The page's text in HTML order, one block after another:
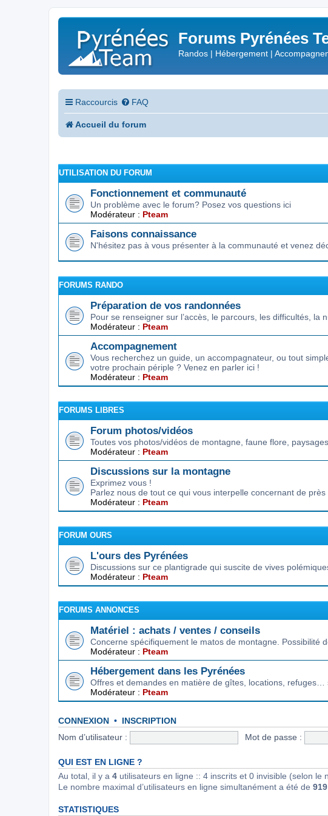
Forums Pyrénées
Randos | Hébergement |
Raccourcis FAQ
Accueil du forum
UTILISATION DU FORUM
Fonctionnement et communauté
Un problème avec le forum? Posez vos questions ici
Modérateur : Pteam
Faisons connaissance
N'hésitez pas à vous présenter à la communauté et venez
FORUMS RANDO
Préparation de vos randonnées
Pour se renseigner sur l’accès, le parcours, les difficultés, la
Modérateur : Pteam
Accompagnement
Vous recherchez un guide, un accompagnateur, ou tout
votre prochain périple ? Venez en parler ici !
Modérateur : Pteam
FORUMS LIBRES
Forum photos/vidéos
Toutes vos photos/vidéos de montagne, faune flore,
Modérateur : Pteam
Discussions sur la montagne
Exprimez vous !
Parlez nous de tout ce qui vous interpelle concernant de
Modérateur : Pteam
FORUM OURS
L'ours des Pyrénées
Discussions sur ce plantigrade qui suscite de vives
Modérateur : Pteam
FORUMS ANNONCES
Matériel : achats / ventes / conseils
Concerne spécifiquement le matos de montagne. Possibilité
Modérateur : Pteam
Hébergement dans les Pyrénées
Offres et demandes en matière de gîtes, locations, refuges…
Modérateur : Pteam
CONNEXION • INSCRIPTION
Nom d’utilisateur : Mot de passe :
QUI EST EN LIGNE ?
Au total, il y a 4 utilisateurs en ligne :: 4 inscrits et 0 invisible (selon le
Le nombre maximal d’utilisateurs en ligne simultanément a été de 919
STATISTIQUES